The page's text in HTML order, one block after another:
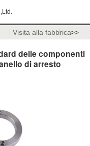
Visita alla fabbrica>>
delle componenti
di arresto